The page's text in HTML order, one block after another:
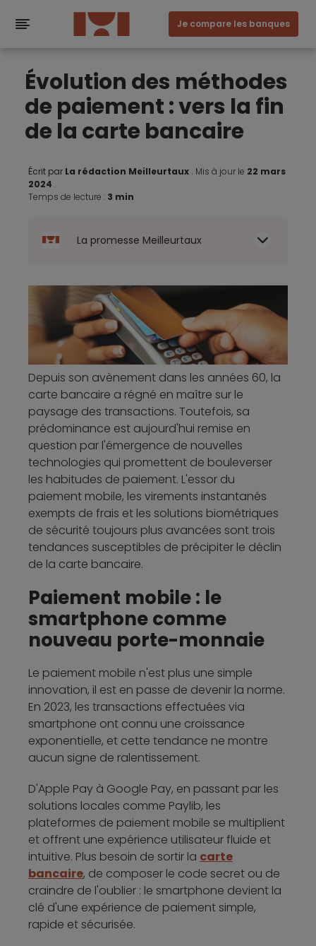
Je compare les banques
Évolution des méthodes
de paiement : vers la fin
de la carte bancaire
Écrit par La rédaction Meilleurtaux . Mis à jour le 22 mars
2024 .
Temps de lecture : 3 min
La promesse Meilleurtaux
Depuis son avènement dans les années 60, la
carte bancaire a régné en maître sur le
paysage des transactions. Toutefois, sa
prédominance est aujourd'hui remise en
question par l'émergence de nouvelles
technologies qui promettent de bouleverser
les habitudes de paiement. L'essor du
paiement mobile, les virements instantanés
exempts de frais et les solutions biométriques
de sécurité toujours plus avancées sont trois
tendances susceptibles de précipiter le déclin
de la carte bancaire.
Paiement mobile : le
smartphone comme
nouveau porte-monnaie
Le paiement mobile n'est plus une simple
innovation, il est en passe de devenir la norme.
En 2023, les transactions effectuées via
smartphone ont connu une croissance
exponentielle, et cette tendance ne montre
aucun signe de ralentissement.
D'Apple Pay à Google Pay, en passant par les
solutions locales comme Paylib, les
plateformes de paiement mobile se multiplient
et offrent une expérience utilisateur fluide et
intuitive. Plus besoin de sortir la carte
bancaire, de composer le code secret ou de
craindre de l'oublier : le smartphone devient la
clé d'une expérience de paiement simple,
rapide et sécurisée.